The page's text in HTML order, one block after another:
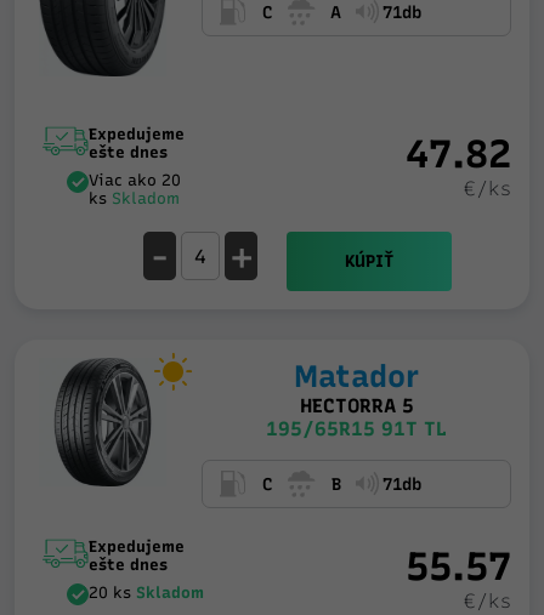
C A 71db
Expedujeme
ešte dnes
Viac ako 20
ks Skladom
47.82
€/ks
- + KÚPIŤ
Matador
HECTORRA 5
195/65R15 91T TL
C B 71db
Expedujeme
ešte dnes
20 ks Skladom
55.57
€/ks